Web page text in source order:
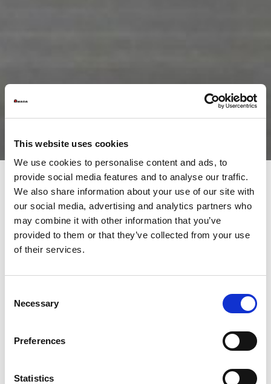
This website uses cookies
We use cookies to personalise content and ads, to
provide social media features and to analyse our traffic.
We also share information about your use of our site with
our social media, advertising and analytics partners who
may combine it with other information that you’ve
provided to them or that they’ve collected from your use
of their services.
Selection
Necessary
Preferences
Statistics
Prodotti